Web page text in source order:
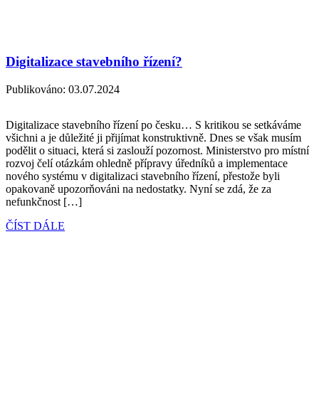
Digitalizace stavebního řízení?
Publikováno: 03.07.2024
Digitalizace stavebního řízení po česku… S kritikou se setkáváme
všichni a je důležité ji přijímat konstruktivně. Dnes se však musím
podělit o situaci, která si zaslouží pozornost. Ministerstvo pro místní
rozvoj čelí otázkám ohledně přípravy úředníků a implementace
nového systému v digitalizaci stavebního řízení, přestože byli
opakovaně upozorňováni na nedostatky. Nyní se zdá, že za
nefunkčnost […]
ČÍST DÁLE